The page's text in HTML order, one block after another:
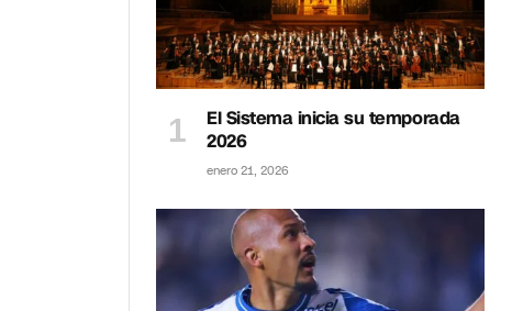
El Sistema inicia su temporada
2026
enero 21, 2026